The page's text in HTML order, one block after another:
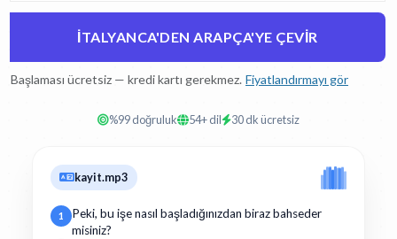
İTALYANCA'DEN ARAPÇA'YE ÇEVIR
Başlaması ücretsiz — kredi kartı gerekmez. Fiyatlandırmayı gör
%99 doğruluk 54+ dil 30 dk ücretsiz
kayit.mp3
1
Peki, bu işe nasıl başladığınızdan biraz bahseder
misiniz?